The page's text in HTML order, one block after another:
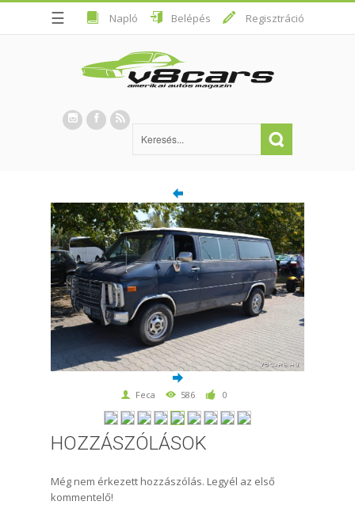
☰ Napló Belépés Regisztráció
Feca 586 0
HOZZÁSZÓLÁSOK
Még nem érkezett hozzászólás. Legyél az első
kommentelő!